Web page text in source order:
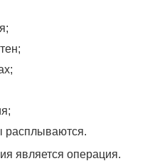
расплываются.
является операция.